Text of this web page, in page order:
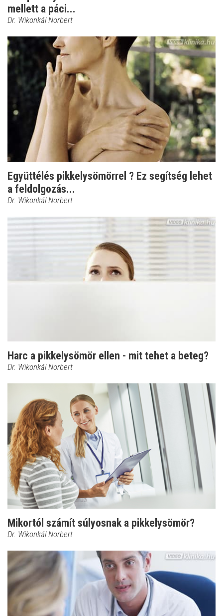
mellett a páci...
Dr. Wikonkál Norbert
Együttélés pikkelysömörrel ? Ez segítség lehet
a feldolgozás...
Dr. Wikonkál Norbert
Harc a pikkelysömör ellen - mit tehet a beteg?
Dr. Wikonkál Norbert
Mikortól számít súlyosnak a pikkelysömör?
Dr. Wikonkál Norbert